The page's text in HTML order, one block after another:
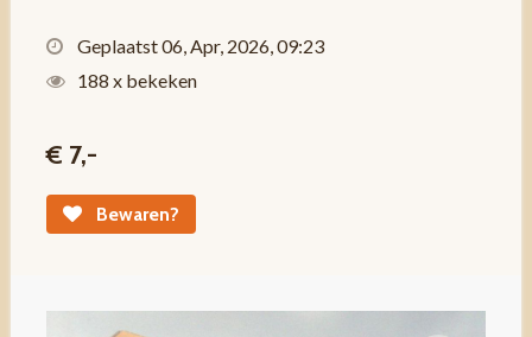
Geplaatst 06, Apr, 2026, 09:23
188 x bekeken
€ 7,-
Bewaren?